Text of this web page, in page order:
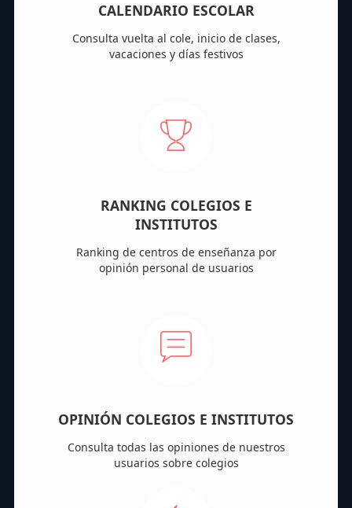
CALENDARIO ESCOLAR
Consulta vuelta al cole, inicio de clases,
vacaciones y días festivos
RANKING COLEGIOS E
INSTITUTOS
Ranking de centros de enseñanza por
opinión personal de usuarios
OPINIÓN COLEGIOS E INSTITUTOS
Consulta todas las opiniones de nuestros
usuarios sobre colegios